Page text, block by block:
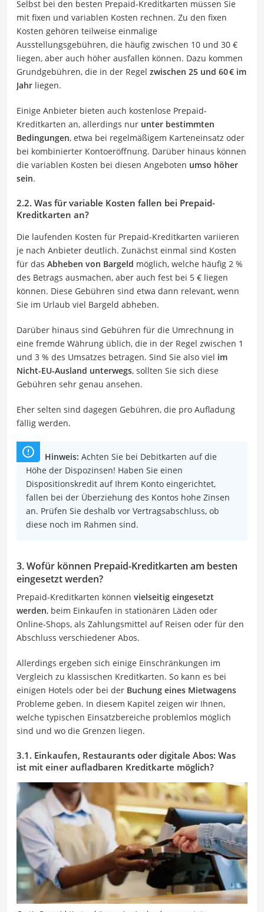
Selbst bei den besten Prepaid-Kreditkarten müssen Sie
mit fixen und variablen Kosten rechnen. Zu den fixen
Kosten gehören teilweise einmalige
Ausstellungsgebühren, die häufig zwischen 10 und 30 €
liegen, aber auch höher ausfallen können. Dazu kommen
Grundgebühren, die in der Regel zwischen 25 und 60 € im
Jahr liegen.
Einige Anbieter bieten auch kostenlose Prepaid-
Kreditkarten an, allerdings nur unter bestimmten
Bedingungen, etwa bei regelmäßigem Karteneinsatz oder
bei kombinierter Kontoeröffnung. Darüber hinaus können
die variablen Kosten bei diesen Angeboten umso höher
sein.
2.2. Was für variable Kosten fallen bei Prepaid-
Kreditkarten an?
Die laufenden Kosten für Prepaid-Kreditkarten variieren
je nach Anbieter deutlich. Zunächst einmal sind Kosten
für das Abheben von Bargeld möglich, welche häufig 2 %
des Betrags ausmachen, aber auch fest bei 5 € liegen
können. Diese Gebühren sind etwa dann relevant, wenn
Sie im Urlaub viel Bargeld abheben.
Darüber hinaus sind Gebühren für die Umrechnung in
eine fremde Währung üblich, die in der Regel zwischen 1
und 3 % des Umsatzes betragen. Sind Sie also viel im
Nicht-EU-Ausland unterwegs, sollten Sie sich diese
Gebühren sehr genau ansehen.
Eher selten sind dagegen Gebühren, die pro Aufladung
fällig werden.
Hinweis: Achten Sie bei Debitkarten auf die
Höhe der Dispozinsen! Haben Sie einen
Dispositionskredit auf Ihrem Konto eingerichtet,
fallen bei der Überziehung des Kontos hohe Zinsen
an. Prüfen Sie deshalb vor Vertragsabschluss, ob
diese noch im Rahmen sind.
3. Wofür können Prepaid-Kreditkarten am besten
eingesetzt werden?
Prepaid-Kreditkarten können vielseitig eingesetzt
werden, beim Einkaufen in stationären Läden oder
Online-Shops, als Zahlungsmittel auf Reisen oder für den
Abschluss verschiedener Abos.
Allerdings ergeben sich einige Einschränkungen im
Vergleich zu klassischen Kreditkarten. So kann es bei
einigen Hotels oder bei der Buchung eines Mietwagens
Probleme geben. In diesem Kapitel zeigen wir Ihnen,
welche typischen Einsatzbereiche problemlos möglich
sind und wo die Grenzen liegen.
3.1. Einkaufen, Restaurants oder digitale Abos: Was
ist mit einer aufladbaren Kreditkarte möglich?